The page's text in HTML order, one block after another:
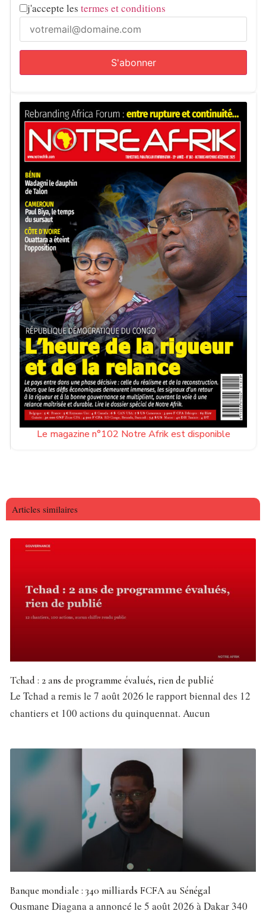
j'accepte les termes et conditions
Le magazine n°102 Notre Afrik est disponible
Articles similaires
Tchad : 2 ans de programme évalués, rien de publié
Le Tchad a remis le 7 août 2026 le rapport biennal des 12
chantiers et 100 actions du quinquennat. Aucun
Banque mondiale : 340 milliards FCFA au Sénégal
Ousmane Diagana a annoncé le 5 août 2026 à Dakar 340